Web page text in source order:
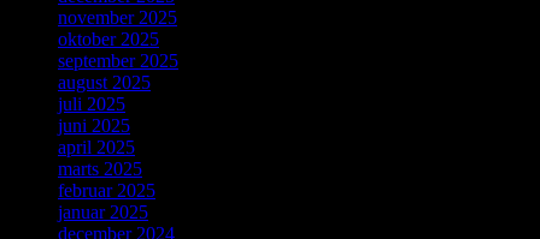
november 2025
oktober 2025
september 2025
august 2025
juli 2025
juni 2025
april 2025
marts 2025
februar 2025
januar 2025
december 2024